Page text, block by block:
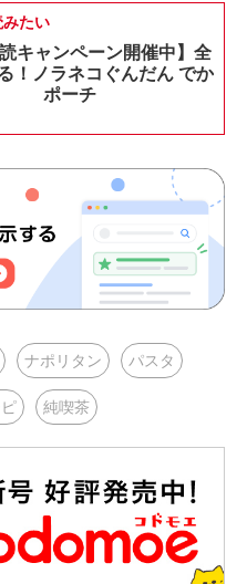
みたい
読キャンペーン開催中】全
！ノラネコぐんだん でか
ポーチ
ナポリタン パスタ
純喫茶